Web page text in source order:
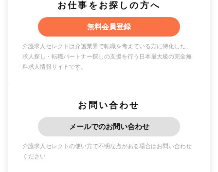
お仕事をお探しの方へ
無料会員登録
介護求人セレクトは介護業界で転職を考えている方に特化した、
求人探し・転職パートナー探しの支援を行う日本最大級の完全無
料求人情報サイトです。
お問い合わせ
メールでのお問い合わせ
介護求人セレクトの使い方で不明な点がある場合はお問い合わせ
ください